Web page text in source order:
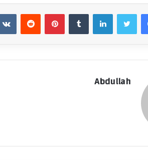
فيسبوك تويتر لينكدإن ‏Tumblr بينتيريست ‏Reddit
Abdullah